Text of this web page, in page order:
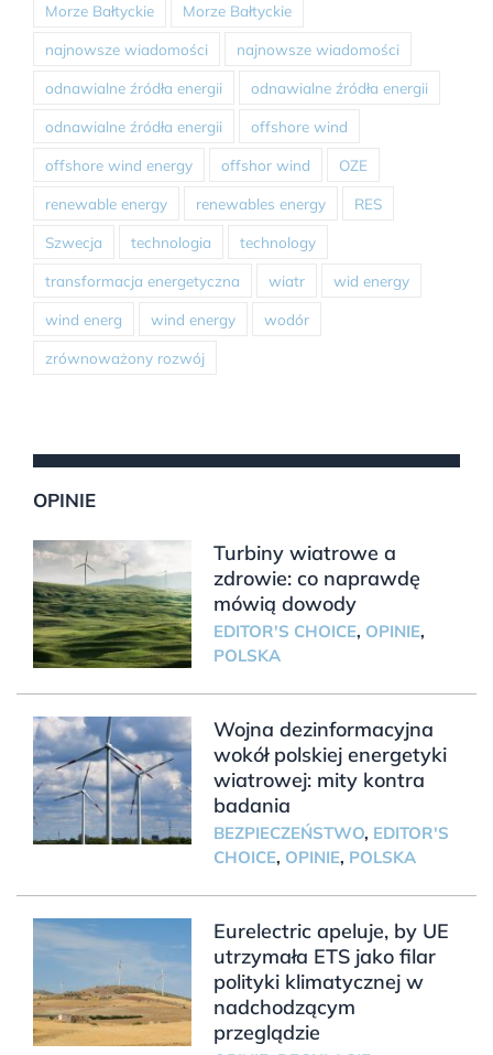
Morze Bałtyckie Morze Bałtyckie
najnowsze wiadomości najnowsze wiadomości
odnawialne źródła energii odnawialne źródła energii
odnawialne źródła energii offshore wind
offshore wind energy offshor wind OZE
renewable energy renewables energy RES
Szwecja technologia technology
transformacja energetyczna wiatr wid energy
wind energ wind energy wodór
zrównoważony rozwój
OPINIE
Turbiny wiatrowe a
zdrowie: co naprawdę
mówią dowody
EDITOR'S CHOICE, OPINIE,
POLSKA
Wojna dezinformacyjna
wokół polskiej energetyki
wiatrowej: mity kontra
badania
BEZPIECZEŃSTWO, EDITOR'S
CHOICE, OPINIE, POLSKA
Eurelectric apeluje, by UE
utrzymała ETS jako filar
polityki klimatycznej w
nadchodzącym
przeglądzie